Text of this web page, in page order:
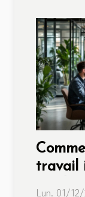
travail
Lun. 01/